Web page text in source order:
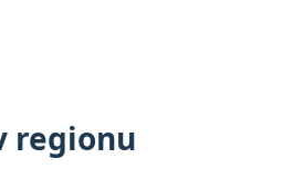
regionu